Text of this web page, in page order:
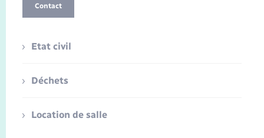
Contact
Etat civil
Déchets
Location de salle